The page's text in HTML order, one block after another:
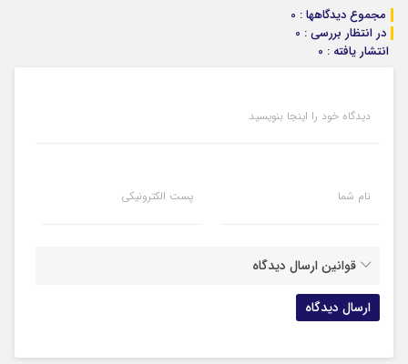
مجموع دیدگاهها : 0
در انتظار بررسی : 0
انتشار یافته : 0
دیدگاه خود را اینجا بنویسید
نام شما پست الکترونیکی
قوانین ارسال دیدگاه